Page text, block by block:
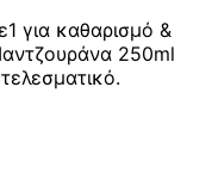
για καθαρισμό &
250ml